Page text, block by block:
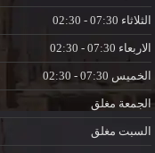
الثلاثاء
الاربعاء
الخميس
الجمعة مغلق
السبت مغلق